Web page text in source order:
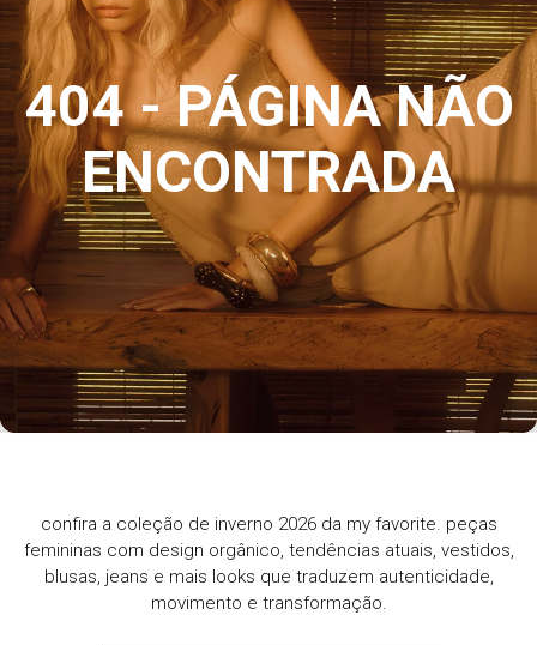
404 - PÁGINA NÃO
ENCONTRADA
confira a coleção de inverno 2026 da my favorite. peças
femininas com design orgânico, tendências atuais, vestidos,
blusas, jeans e mais looks que traduzem autenticidade,
movimento e transformação.